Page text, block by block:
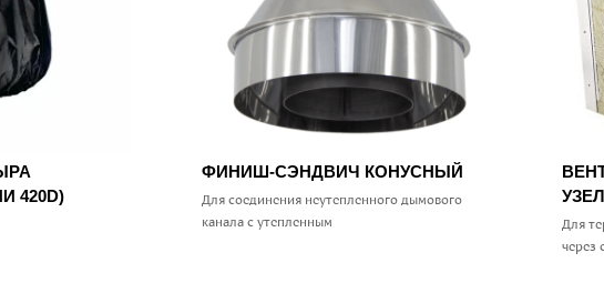
420D)
ФИНИШ-СЭНДВИЧ КОНУСНЫЙ
Для соединения неутепленного дымового
канала с утепленным
Для
через